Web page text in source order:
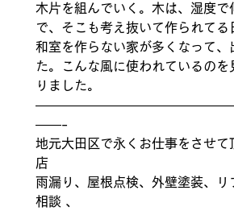
木片を組んでいく。木は、湿度で
で、そこも考え抜いて作られてる
和室を作らない家が多くなって、
た。こんな風に使われているのを
りました。
——-
地元大田区で永くお仕事をさせて
店
雨漏り、屋根点検、外壁塗装、リ
相談 、